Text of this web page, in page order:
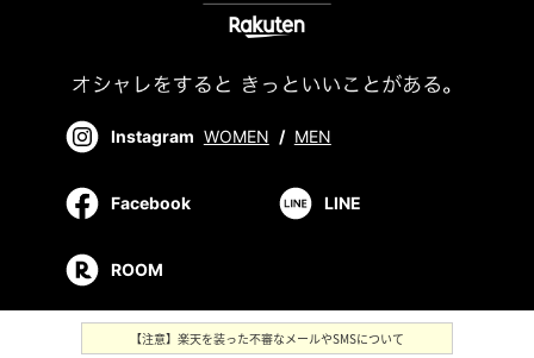
Instagram WOMEN / MEN
Facebook LINE
ROOM
【注意】楽天を装った不審なメールやSMSについて